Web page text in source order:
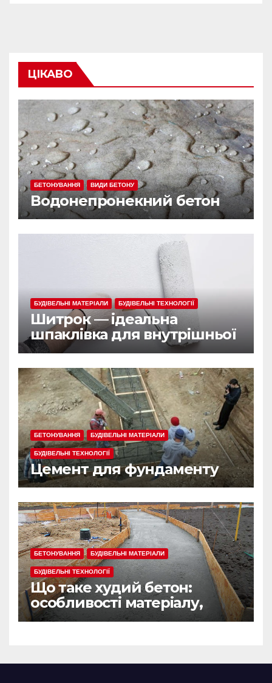
ЦІКАВО
БЕТОНУВАННЯ ВИДИ БЕТОНУ
Водонепронекний бетон
БУДІВЕЛЬНІ МАТЕРІАЛИ БУДІВЕЛЬНІ ТЕХНОЛОГІЇ
Шитрок — ідеальна
шпаклівка для внутрішньої
обробки
БЕТОНУВАННЯ БУДІВЕЛЬНІ МАТЕРІАЛИ
БУДІВЕЛЬНІ ТЕХНОЛОГІЇ
Цемент для фундаменту
БЕТОНУВАННЯ БУДІВЕЛЬНІ МАТЕРІАЛИ
БУДІВЕЛЬНІ ТЕХНОЛОГІЇ
Що таке худий бетон:
особливості матеріалу,
сфера застосування